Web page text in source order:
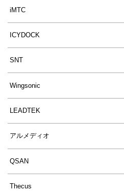
iMTC
ICYDOCK
SNT
Wingsonic
LEADTEK
アルメディオ
QSAN
Thecus